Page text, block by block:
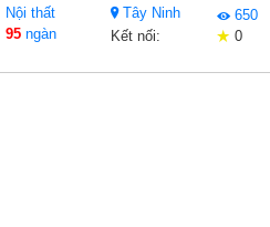
Nội thất
Tây Ninh
650
95 ngàn Kết nối: 0